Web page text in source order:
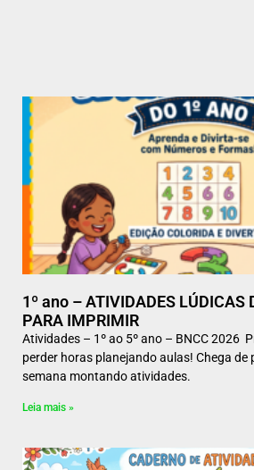
1º ano – ATIVIDADES LÚDICAS
PARA IMPRIMIR
Atividades – 1º ao 5º ano – BNCC 2026
perder horas planejando aulas! Chega de
semana montando atividades.
Leia mais »